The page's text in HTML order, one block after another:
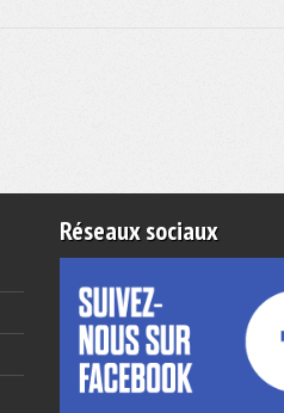
Réseaux sociaux